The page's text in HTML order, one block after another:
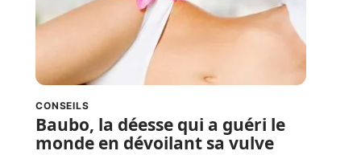
CONSEILS
Baubo, la déesse qui a guéri le
monde en dévoilant sa vulve